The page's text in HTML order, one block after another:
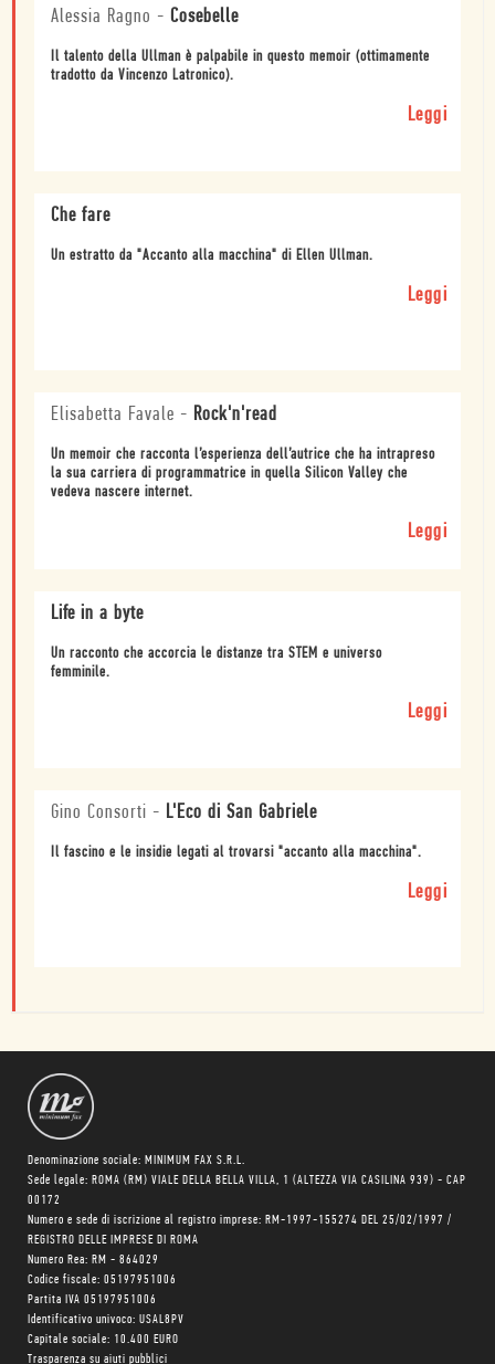
Alessia Ragno - Cosebelle
Il talento della Ullman è palpabile in questo memoir (ottimamente
tradotto da Vincenzo Latronico).
Leggi
Che fare
Un estratto da "Accanto alla macchina" di Ellen Ullman.
Leggi
Elisabetta Favale - Rock'n'read
Un memoir che racconta l’esperienza dell’autrice che ha intrapreso
la sua carriera di programmatrice in quella Silicon Valley che
vedeva nascere internet.
Leggi
Life in a byte
Un racconto che accorcia le distanze tra STEM e universo
femminile.
Leggi
Gino Consorti - L'Eco di San Gabriele
Il fascino e le insidie legati al trovarsi "accanto alla macchina".
Leggi
Denominazione sociale: MINIMUM FAX S.R.L.
Sede legale: ROMA (RM) VIALE DELLA BELLA VILLA, 1 (ALTEZZA VIA CASILINA 939) - CAP
00172
Numero e sede di iscrizione al registro imprese: RM-1997-155274 DEL 25/02/1997 /
REGISTRO DELLE IMPRESE DI ROMA
Numero Rea: RM - 864029
Codice fiscale: 05197951006
Partita IVA 05197951006
Identificativo univoco: USAL8PV
Capitale sociale: 10.400 EURO
Trasparenza su aiuti pubblici